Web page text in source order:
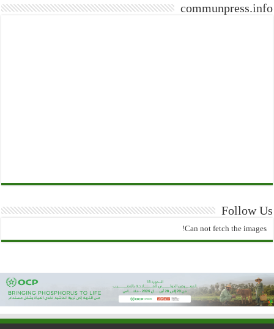
communpress.info
Follow Us
Can not fetch the images!